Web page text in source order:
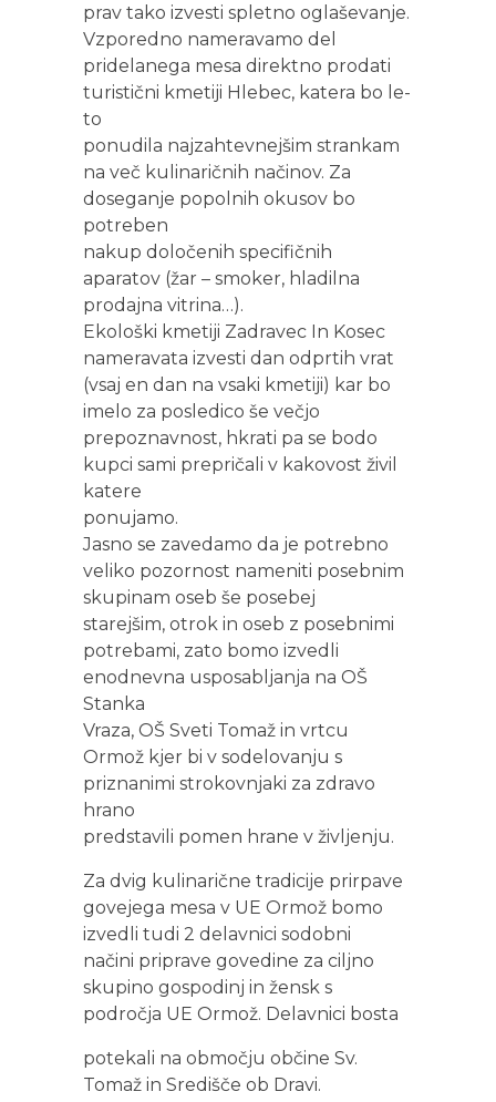
prav tako izvesti spletno oglaševanje.
Vzporedno nameravamo del
pridelanega mesa direktno prodati
turistični kmetiji Hlebec, katera bo le-
to
ponudila najzahtevnejšim strankam
na več kulinaričnih načinov. Za
doseganje popolnih okusov bo
potreben
nakup določenih specifičnih
aparatov (žar – smoker, hladilna
prodajna vitrina…).
Ekološki kmetiji Zadravec In Kosec
nameravata izvesti dan odprtih vrat
(vsaj en dan na vsaki kmetiji) kar bo
imelo za posledico še večjo
prepoznavnost, hkrati pa se bodo
kupci sami prepričali v kakovost živil
katere
ponujamo.
Jasno se zavedamo da je potrebno
veliko pozornost nameniti posebnim
skupinam oseb še posebej
starejšim, otrok in oseb z posebnimi
potrebami, zato bomo izvedli
enodnevna usposabljanja na OŠ
Stanka
Vraza, OŠ Sveti Tomaž in vrtcu
Ormož kjer bi v sodelovanju s
priznanimi strokovnjaki za zdravo
hrano
predstavili pomen hrane v življenju.
Za dvig kulinarične tradicije prirpave
govejega mesa v UE Ormož bomo
izvedli tudi 2 delavnici sodobni
načini priprave govedine za ciljno
skupino gospodinj in žensk s
področja UE Ormož. Delavnici bosta
potekali na območju občine Sv.
Tomaž in Središče ob Dravi.